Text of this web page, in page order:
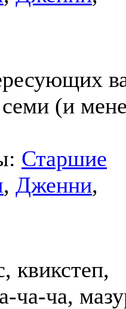
семи (и
Старшие
, Дженни,
квикстеп,
ча-ча,